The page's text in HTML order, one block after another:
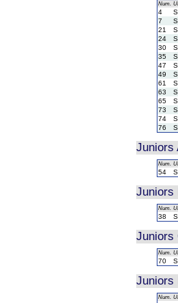
Num.
4
7
21
24
30
35
47
49
61
63
65
73
74
76
Juniors
Num.
54
Juniors
Num.
38
Juniors
Num.
70
Juniors
Num.